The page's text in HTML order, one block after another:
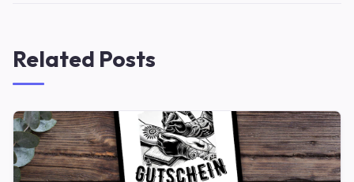
Related Posts